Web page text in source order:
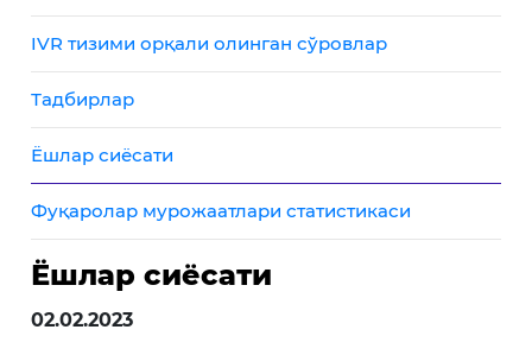
IVR тизими орқали олинган сўровлар
Тадбирлар
Ёшлар сиёсати
Фуқаролар мурожаатлари статистикаси
Ёшлар сиёсати
02.02.2023